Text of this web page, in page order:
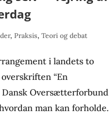
,Praksis,Teori og debat
i landets to
“En
Oversætterforbund
man kan